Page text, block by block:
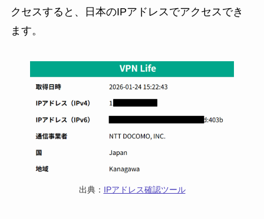
クセスすると、日本のIPアドレスでアクセスでき
ます。
出典： IPアドレス確認ツール